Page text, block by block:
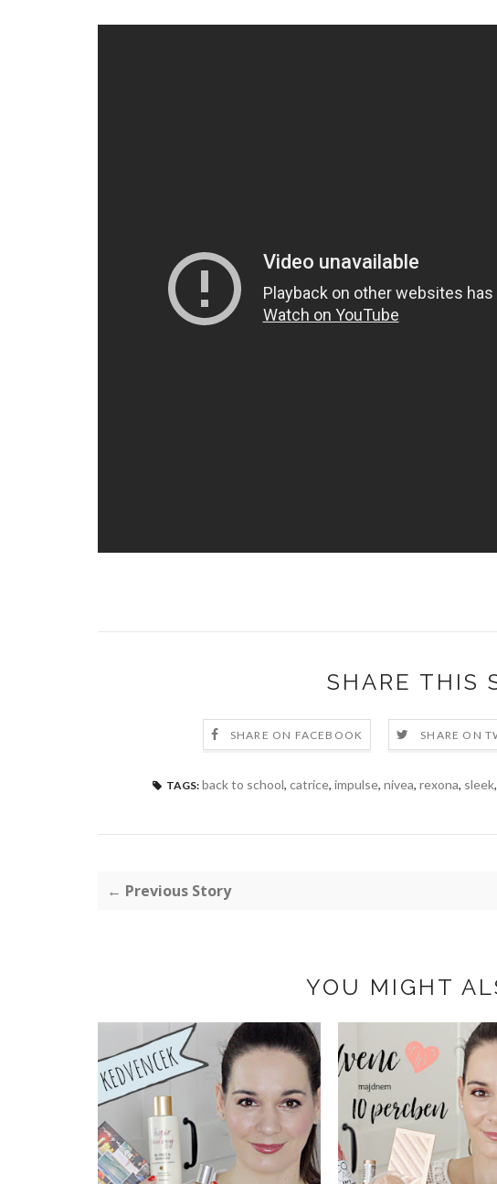
SHARE THIS
SHARE ON FACEBOOK SHARE ON
TAGS: back to school, catrice, impulse, nivea, rexona, sleek,
← Previous Story
YOU MIGHT